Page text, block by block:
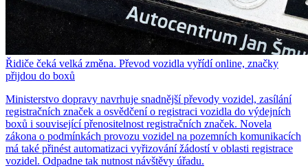
Řidiče čeká velká změna. Převod vozidla vyřídí online, značky
přijdou do boxů
Ministerstvo dopravy navrhuje snadnější převody vozidel, zasílání
registračních značek a osvědčení o registraci vozidla do výdejních
boxů i související přenositelnost registračních značek. Novela
zákona o podmínkách provozu vozidel na pozemních komunikacích
má také přinést automatizaci vyřizování žádostí v oblasti registrace
vozidel. Odpadne tak nutnost návštěvy úřadu.